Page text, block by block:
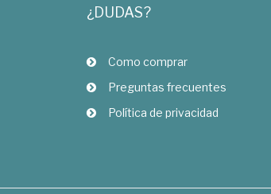
¿DUDAS?
Como comprar
Preguntas frecuentes
Política de privacidad